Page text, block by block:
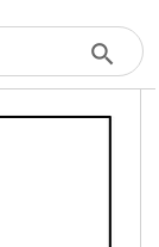
PWD 24ML